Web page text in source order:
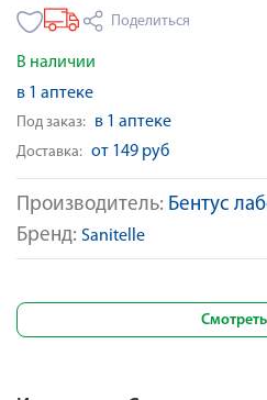
Производитель: Бентус
Бренд: Sanitelle
Поделиться
В наличии
в 1 аптеке
Под заказ: в 1 аптеке
Доставка: от 149 руб